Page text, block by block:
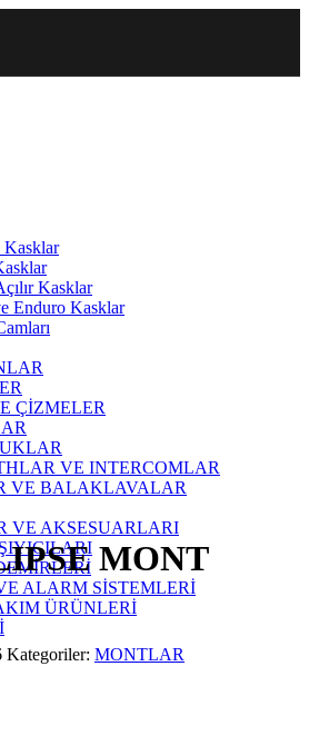
Kasklar
Kasklar
Enduro Kasklar
ÇİZMELER
VE INTERCOMLAR
VE BALAKLAVALAR
VE AKSESUARLARI
ALARM SİSTEMLERİ
ÜRÜNLERİ
MONT
Kategoriler: MONTLAR